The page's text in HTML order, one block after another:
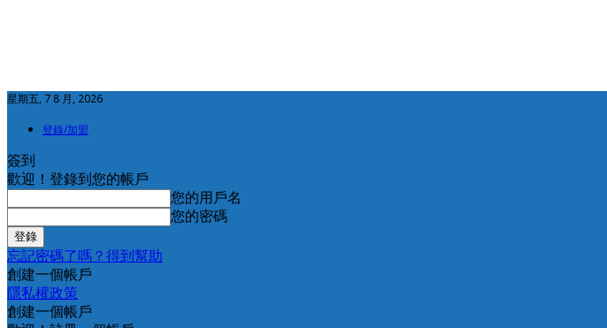
星期五, 7 8 月, 2026
登錄/加盟
簽到
歡迎！登錄到您的帳戶
您的用戶名
您的密碼
忘記密碼了嗎？得到幫助
創建一個帳戶
隱私權政策
創建一個帳戶